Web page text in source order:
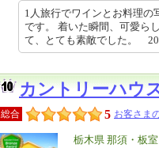
1人旅行でワインとお料理の
です。 着いた瞬間、可愛ら
て、とても素敵でした。
カントリーハウ
総合 5 お客さま
エ
栃木県 那須・板